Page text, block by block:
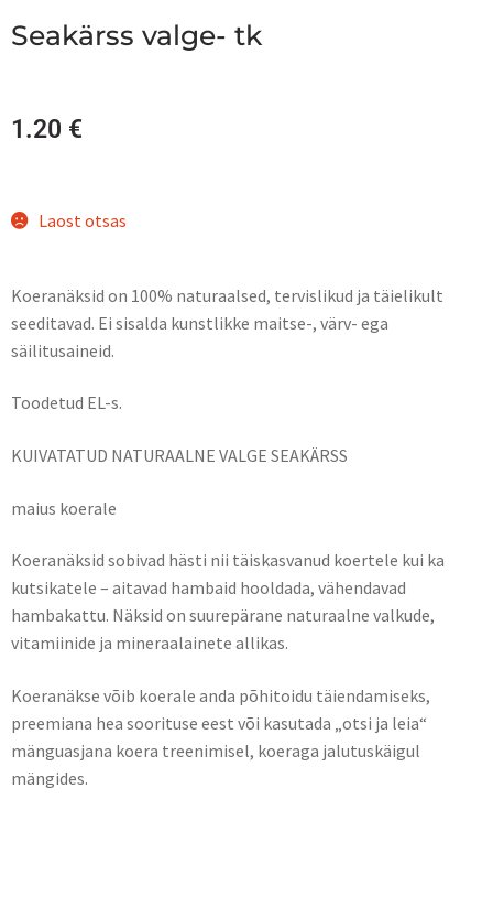
Seakärss valge- tk
1.20 €
Laost otsas
Koeranäksid on 100% naturaalsed, tervislikud ja täielikult
seeditavad. Ei sisalda kunstlikke maitse-, värv- ega
säilitusaineid.
Toodetud EL-s.
KUIVATATUD NATURAALNE VALGE SEAKÄRSS
maius koerale
Koeranäksid sobivad hästi nii täiskasvanud koertele kui ka
kutsikatele – aitavad hambaid hooldada, vähendavad
hambakattu. Näksid on suurepärane naturaalne valkude,
vitamiinide ja mineraalainete allikas.
Koeranäkse võib koerale anda põhitoidu täiendamiseks,
preemiana hea soorituse eest või kasutada „otsi ja leia“
mänguasjana koera treenimisel, koeraga jalutuskäigul
mängides.